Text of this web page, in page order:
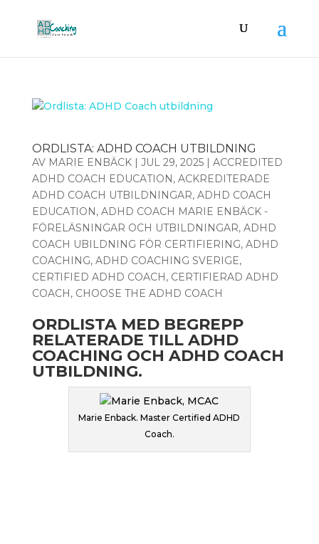
ORDLISTA: ADHD COACH UTBILDNING
AV MARIE ENBÄCK| JUL 29, 2025| ACCREDITED
ADHD COACH EDUCATION, ACKREDITERADE
ADHD COACH UTBILDNINGAR, ADHD COACH
EDUCATION, ADHD COACH MARIE ENBÄCK -
FÖRELÄSNINGAR OCH UTBILDNINGAR, ADHD
COACH UBILDNING FÖR CERTIFIERING, ADHD
COACHING, ADHD COACHING SVERIGE,
CERTIFIED ADHD COACH, CERTIFIERAD ADHD
COACH, CHOOSE THE ADHD COACH
ORDLISTA MED BEGREPP
RELATERADE TILL ADHD
COACHING OCH ADHD COACH
UTBILDNING.
Marie Enback. Master Certified ADHD
Coach.